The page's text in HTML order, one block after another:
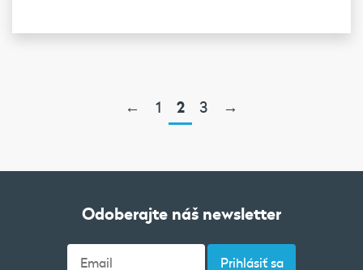
← 1 2 3 →
Odoberajte náš newsletter